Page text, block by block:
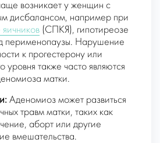
возникает у женщин с
дисбалансом, например при
яичников (СПКЯ), гипотиреозе
перименопаузы. Нарушение
к прогестерону или
уровня также часто являются
матки.
Аденомиоз может развиться
травм матки, таких как
аборт или другие
вмешательства.